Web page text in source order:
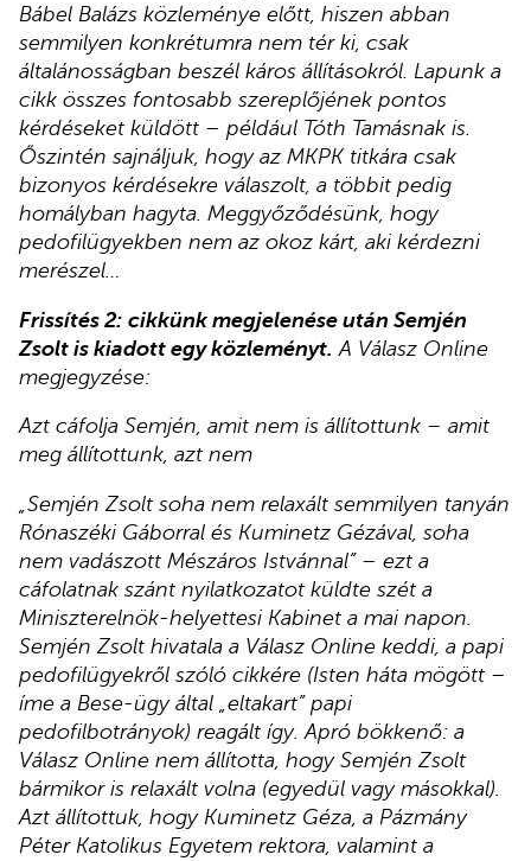
Bábel Balázs közleménye előtt, hiszen abban
semmilyen konkrétumra nem tér ki, csak
általánosságban beszél káros állításokról. Lapunk a
cikk összes fontosabb szereplőjének pontos
kérdéseket küldött – például Tóth Tamásnak is.
Őszintén sajnáljuk, hogy az MKPK titkára csak
bizonyos kérdésekre válaszolt, a többit pedig
homályban hagyta. Meggyőződésünk, hogy
pedofilügyekben nem az okoz kárt, aki kérdezni
merészel…
Frissítés 2: cikkünk megjelenése után Semjén
Zsolt is kiadott egy közleményt. A Válasz Online
megjegyzése:
Azt cáfolja Semjén, amit nem is állítottunk – amit
meg állítottunk, azt nem
„Semjén Zsolt soha nem relaxált semmilyen tanyán
Rónaszéki Gáborral és Kuminetz Gézával, soha
nem vadászott Mészáros Istvánnal” – ezt a
cáfolatnak szánt nyilatkozatot küldte szét a
Miniszterelnök-helyettesi Kabinet a mai napon.
Semjén Zsolt hivatala a Válasz Online keddi, a papi
pedofilügyekről szóló cikkére (Isten háta mögött –
íme a Bese-ügy által „eltakart” papi
pedofilbotrányok) reagált így. Apró bökkenő: a
Válasz Online nem állította, hogy Semjén Zsolt
bármikor is relaxált volna (egyedül vagy másokkal).
Azt állítottuk, hogy Kuminetz Géza, a Pázmány
Péter Katolikus Egyetem rektora, valamint a